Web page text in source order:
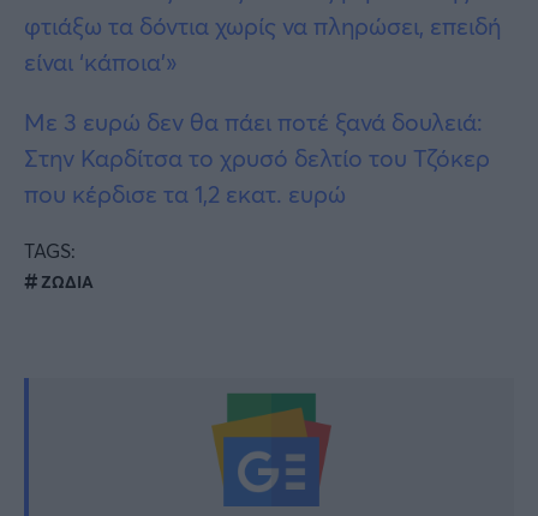
φτιάξω τα δόντια χωρίς να πληρώσει, επειδή
είναι ‘κάποια’»
Με 3 ευρώ δεν θα πάει ποτέ ξανά δουλειά:
Στην Καρδίτσα το χρυσό δελτίο του Τζόκερ
που κέρδισε τα 1,2 εκατ. ευρώ
TAGS:
ΖΩΔΙΑ